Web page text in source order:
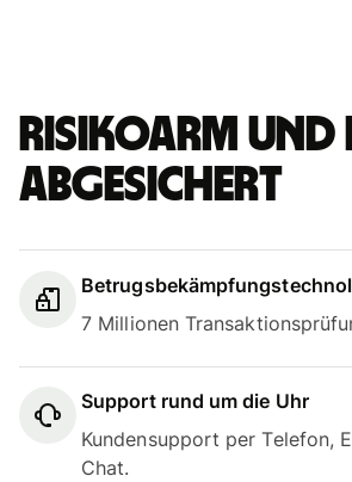
Risikoarm
abgesichert
7 Millionen
Support rund um die Uhr
Kundensupport per Telefon,
Chat.